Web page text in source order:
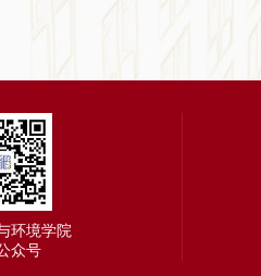
环境学院
众号